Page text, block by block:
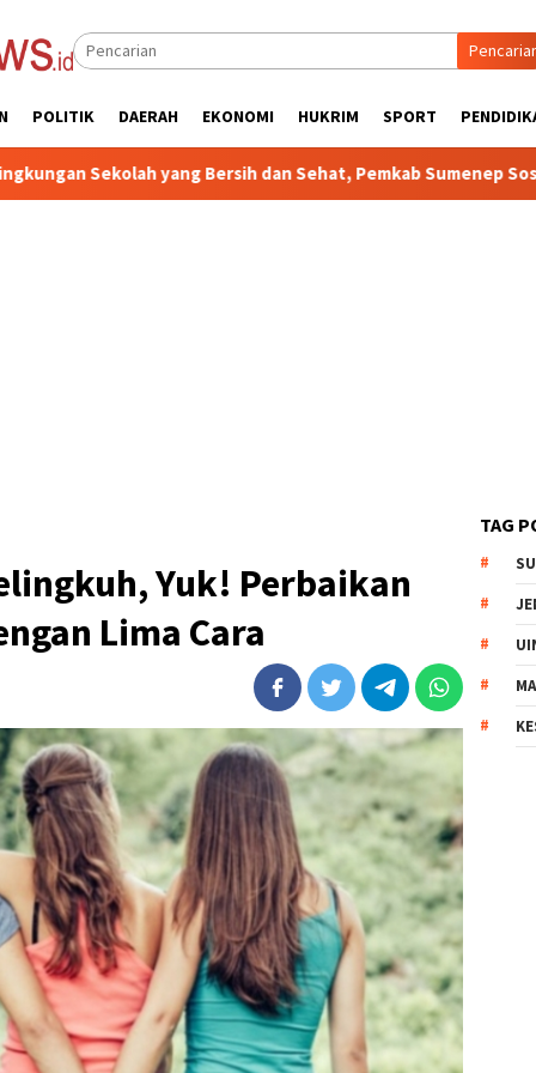
POLITIK DAERAH EKONOMI HUKRIM SPORT
yang Bersih dan Sehat, Pemkab Sumenep Sosialisasikan
Yuk! Perbaikan
Lima Cara
TAG